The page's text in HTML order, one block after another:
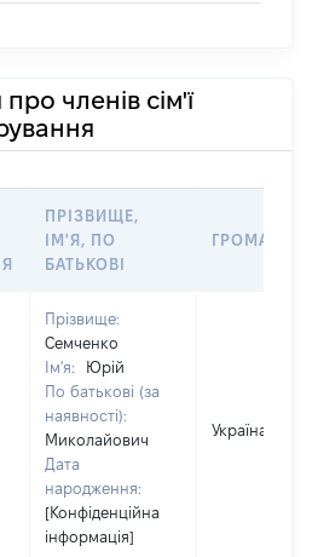
членів сім'ї
ПРІЗВИЩЕ,
ІМ'Я, ПО
БАТЬКОВІ
Прізвище:
Семченко
Ім'я:
Юрій
По батькові (за
наявності):
Миколайович
Дата
народження:
[Конфіденційна
інформація]
Україна